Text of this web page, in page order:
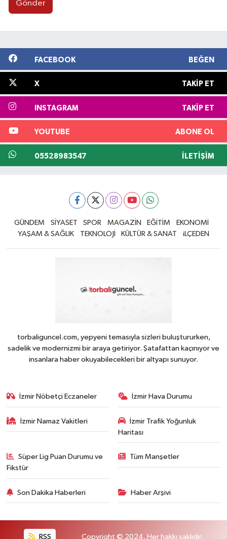
Gönder
FACEBOOK BEĞEN
X TAKIP ET
INSTAGRAM TAKIP ET
YOUTUBE ABONE OL
05528983547 İLETIŞIM
GÜNDEM SİYASET SPOR MAGAZİN EĞİTİM
EKONOMİ
YAŞAM & SAĞLIK
TEKNOLOJİ KÜLTÜR & SANAT iLÇEDEN
torbaliguncel.com, yepyeni temasıyla sizleri buluştururken,
sadelik ve modernizmi bir araya getiriyor. Şatafattan kaçınıyor ve
insanlara haber okuyabilecekleri bir altyapı sunuyor.
İzmir Nöbetçi Eczaneler İzmir Hava Durumu
İzmir Namaz Vakitleri
İzmir Trafik Yoğunluk
Haritası
Süper Lig Puan Durumu ve
Fikstür
Tüm Manşetler
Son Dakika Haberleri Haber Arşivi
RSS Copyright © 2024. Her hakkı saklıdır.